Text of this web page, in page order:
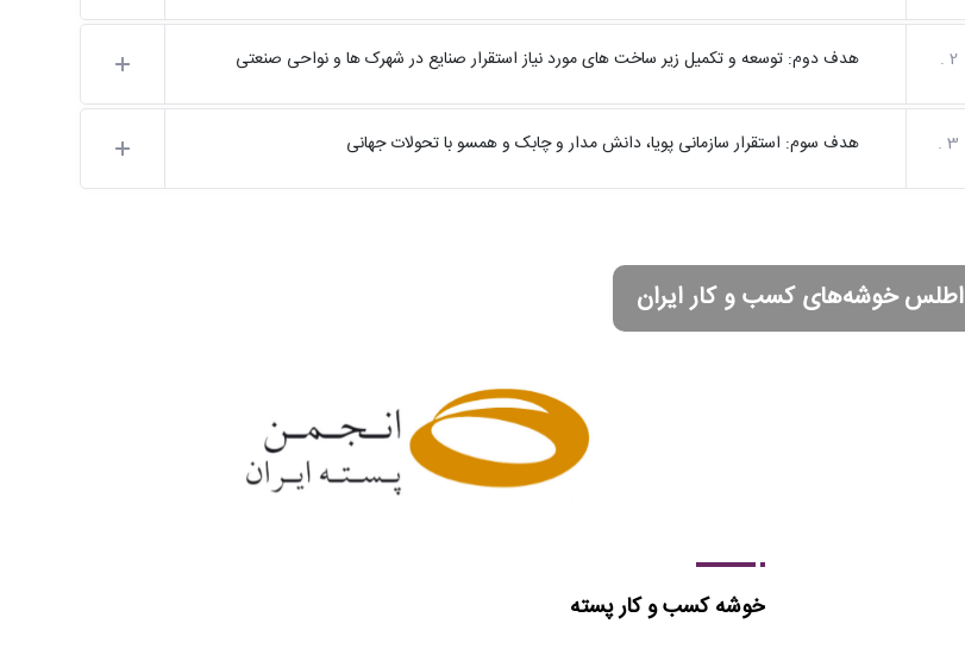
2 . هدف دوم: توسعه و تکمیل زیر ساخت های مورد نیاز استقرار صنایع در شهرک ها و نواحی صنعتی
3 . هدف سوم: استقرار سازمانی پویا، دانش مدار و چابک و همسو با تحولات جهانی
اطلس خوشه‌های کسب و کار ایران
خوشه کسب و کار پسته